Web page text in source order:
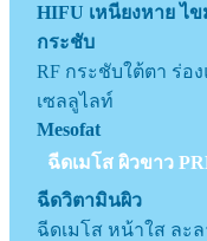
HIFU เหนียงหาย ไ
กระชับ
RF กระชับใต้ตา ร่อ
เซลลูไลท์
Mesofat
ฉีดเมโส ผิวขาว
ฉีดวิตามินผิว
ฉีดเมโส หน้าใส ละ